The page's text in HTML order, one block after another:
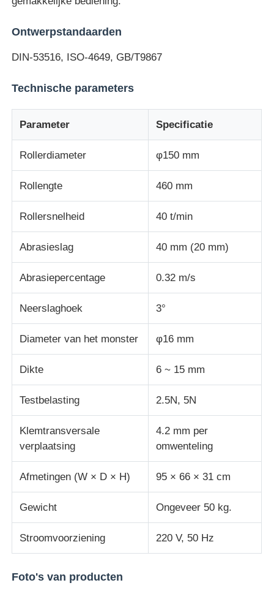
Impact testmachine
rubber het testen materiaal
Apparatuur voor het testen van schoenen
Gebouwmaterialen-testapparatuur
Testapparatuur voor kleefstoffen
stof testmachine
Temperatuur en Vochtigheidscontrolemechanisme
Ontwerpstandaarden
DIN-53516, ISO-4649, GB/T9867
Technische parameters
Parameter Specificatie
Rollerdiameter φ150 mm
Rollengte 460 mm
Rollersnelheid 40 t/min
Abrasieslag 40 mm (20 mm)
Abrasiepercentage 0.32 m/s
Neerslaghoek 3°
Diameter van het monster φ16 mm
Dikte 6 ~ 15 mm
Testbelasting 2.5N, 5N
Klemtransversale
verplaatsing
4.2 mm per
omwenteling
Afmetingen (W × D × H) 95 × 66 × 31 cm
Gewicht Ongeveer 50 kg.
Stroomvoorziening 220 V, 50 Hz
Foto's van producten